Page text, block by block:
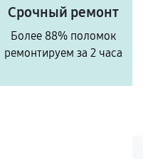
Срочный ремонт
Более 88% поломок
ремонтируем за 2 часа